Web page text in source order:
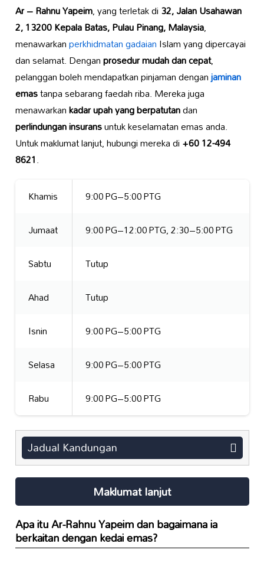
Ar – Rahnu Yapeim, yang terletak di32, Jalan Usahawan
2, 13200 Kepala Batas, Pulau Pinang, Malaysia,
menawarkanperkhidmatan gadaianIslam yang dipercayai
dan selamat. Denganprosedur mudah dan cepat,
pelanggan boleh mendapatkan pinjaman denganjaminan
emastanpa sebarang faedah riba. Mereka juga
menawarkankadar upah yang berpatutandan
perlindungan insuransuntuk keselamatan emas anda.
Untuk maklumat lanjut, hubungi mereka di+60 12-494
8621.
Khamis
9:00 PG–5:00 PTG
Jumaat
9:00 PG–12:00 PTG, 2:30–5:00 PTG
Sabtu
Tutup
Ahad
Tutup
Isnin
9:00 PG–5:00 PTG
Selasa
9:00 PG–5:00 PTG
Rabu
9:00 PG–5:00 PTG
Jadual Kandungan
Maklumat lanjut
Apa ituAr-Rahnu Yapeimdan bagaimana ia
berkaitan dengankedai emas?